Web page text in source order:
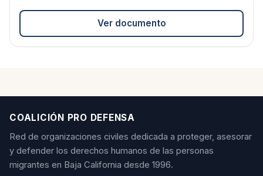
Ver documento
COALICIÓN PRO DEFENSA
Red de organizaciones civiles dedicada a proteger, asesorar
y defender los derechos humanos de las personas
migrantes en Baja California desde 1996.